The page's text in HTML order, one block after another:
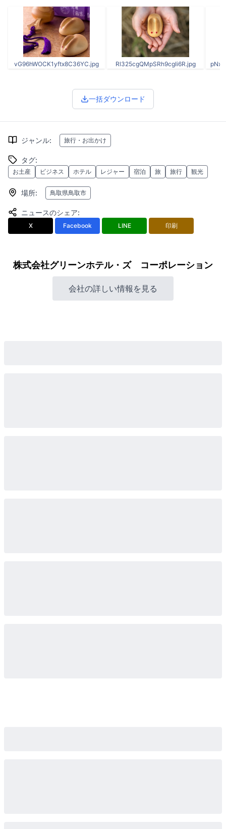
vG96hWOCK1yftx8C36YC.jpg Rl325cgQMpSRh9cgIi6R.jpg
一括ダウンロード
ジャンル: 旅行・お出かけ
タグ:
お土産 ビジネス ホテル レジャー 宿泊 旅 旅行 観光
場所: 鳥取県鳥取市
ニュースのシェア:
X Facebook LINE 印刷
株式会社グリーンホテル・ズ コーポレーション
会社の詳しい情報を見る